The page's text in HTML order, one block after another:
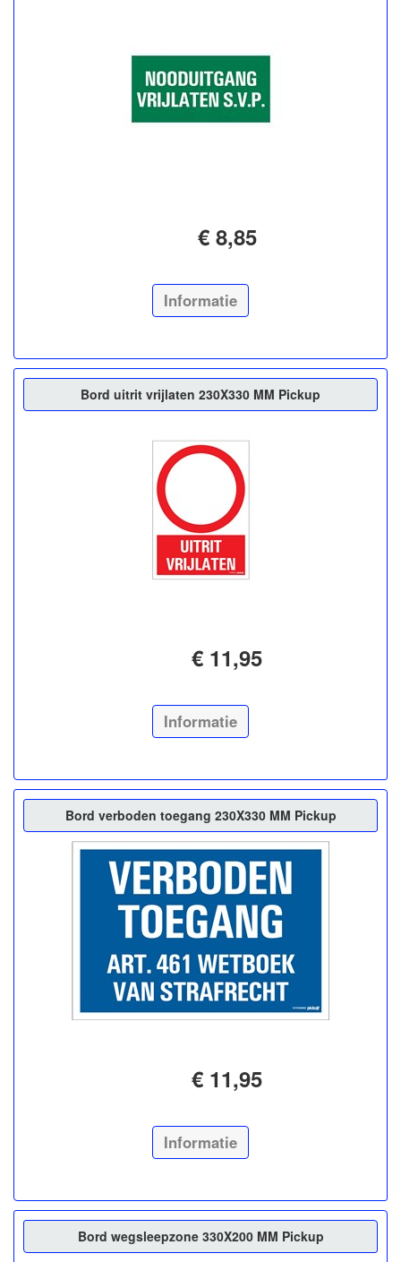
€ 8,85
Informatie
Bord uitrit vrijlaten 230X330 MM Pickup
€ 11,95
Informatie
Bord verboden toegang 230X330 MM Pickup
€ 11,95
Informatie
Bord wegsleepzone 330X200 MM Pickup